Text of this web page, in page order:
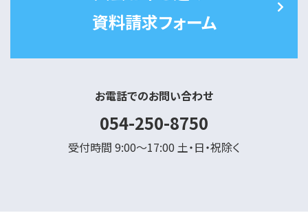
資料請求フォーム
お電話でのお問い合わせ
054-250-8750
受付時間 9:00～17:00 土・日・祝除く